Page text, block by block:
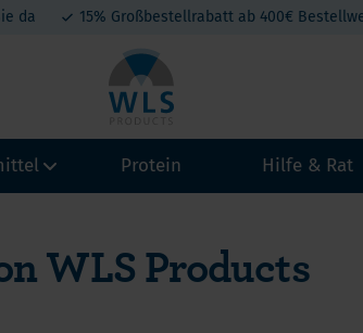
da 15% Großbestellrabatt ab 400€
Protein Hilfe & Rat
WLS Products